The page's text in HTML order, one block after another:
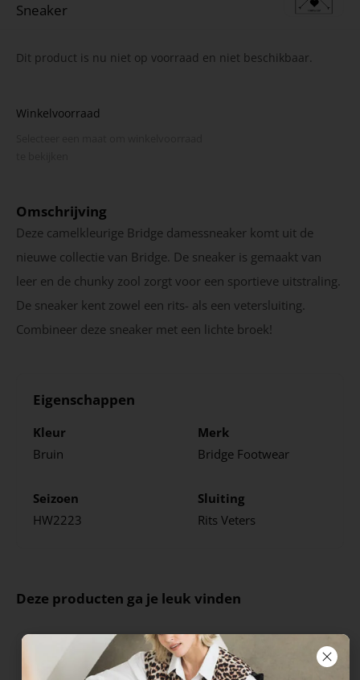
Sneaker
Dit product is nu niet op voorraad en niet beschikbaar.
Winkelvoorraad
Omschrijving
Deze camelkleurige Bridge damessneaker komt uit de
nieuwe collectie van Bridge. De sneaker is gemaakt van
leer en de chunky zool zorgt voor een sportieve uitstraling.
De sneaker kent zowel een rits- als een vetersluiting.
Combineer deze sneaker met een lichte broek!
Eigenschappen
Kleur
Bruin
Merk
Bridge Footwear
Seizoen
HW2223
Sluiting
Rits Veters
Deze producten ga je leuk vinden